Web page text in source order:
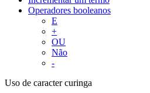
Operadores booleanos
E
+
OU
Não
-
Uso de caracter curinga